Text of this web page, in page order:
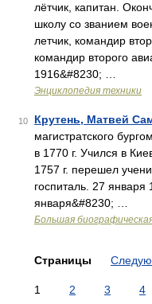
лётчик, капитан.
школу со званием
летчик, командир
командир второго
1916&#8230; …
Энциклопедия техники
10 Крутень, Матвей
магистратского
в 1770 г. Учился в
1757 г. перешел
госпиталь. 27 января
января&#8230; …
Большая
Страницы
1 2 3 4